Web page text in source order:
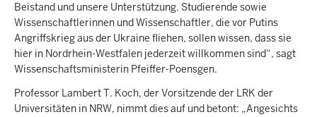
Beistand und unsere Unterstützung. Studierende sowie
Wissenschaftlerinnen und Wissenschaftler, die vor Putins
Angriffskrieg aus der Ukraine fliehen, sollen wissen, dass sie
hier in Nordrhein-Westfalen jederzeit willkommen sind“, sagt
Wissenschaftsministerin Pfeiffer-Poensgen.
Professor Lambert T. Koch, der Vorsitzende der LRK der
Universitäten in NRW, nimmt dies auf und betont: „Angesichts